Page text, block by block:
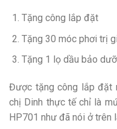
Tặng công lắp đặt
Tặng 30 móc phơi trị
Tặng 1 lọ dầu bảo
Được tặng công lắp đặt
chị Dinh thực tế chỉ là
HP701 như đã nói ở trên